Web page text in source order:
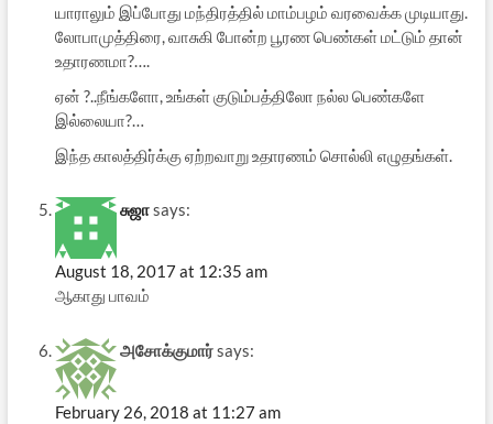
யாராலும் இப்போது மந்திரத்தில் மாம்பழம் வரவைக்க முடியாது.
லோபாமுத்திரை, வாசுகி போன்ற பூரண பெண்கள் மட்டும் தான்
உதாரணமா?….
ஏன் ?..நீங்களோ, உங்கள் குடும்பத்திலோ நல்ல பெண்களே
இல்லையா?…
இந்த காலத்திர்க்கு ஏற்றவாறு உதாரணம் சொல்லி எழுதங்கள்.
சுஜாsays:
August 18, 2017 at 12:35 am
ஆகாது பாவம்
அசோக்குமார்says:
February 26, 2018 at 11:27 am